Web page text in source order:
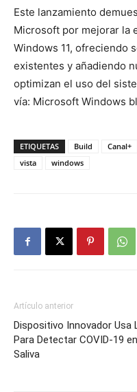
Este lanzamiento
Microsoft por mejorar la
Windows 11, ofreciendo
existentes y añadiendo
optimizan el uso del
vía: Microsoft Windows
ETIQUETAS Build Canal+
vista
windows
Artículo anterior
Dispositivo Innovador Usa
Para Detectar COVID-19 en
Saliva